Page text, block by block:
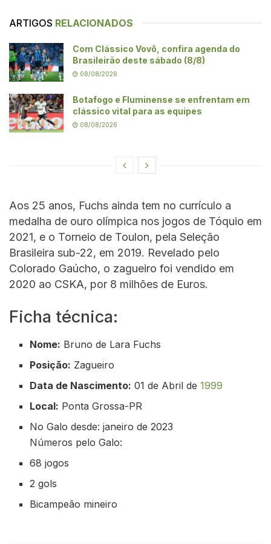
ARTIGOS RELACIONADOS
Com Clássico Vovô, confira agenda do
Brasileirão deste sábado (8/8)
08/08/2026
Botafogo e Fluminense se enfrentam em
clássico vital para as equipes
08/08/2026
Aos 25 anos, Fuchs ainda tem no currículo a
medalha de ouro olímpica nos jogos de Tóquio em
2021, e o Torneio de Toulon, pela Seleção
Brasileira sub-22, em 2019. Revelado pelo
Colorado Gaúcho, o zagueiro foi vendido em
2020 ao CSKA, por 8 milhões de Euros.
Ficha técnica:
Nome: Bruno de Lara Fuchs
Posição: Zagueiro
Data de Nascimento: 01 de Abril de1999
Local: Ponta Grossa-PR
No Galo desde: janeiro de 2023
Números pelo Galo:
68 jogos
2 gols
Bicampeão mineiro